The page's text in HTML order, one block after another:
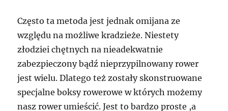
Często ta metoda jest jednak omijana ze
względu na możliwe kradzieże. Niestety
złodziei chętnych na nieadekwatnie
zabezpieczony bądź nieprzypilnowany rower
jest wielu. Dlatego też zostały skonstruowane
specjalne boksy rowerowe w których możemy
nasz rower umieścić. Jest to bardzo proste ,a